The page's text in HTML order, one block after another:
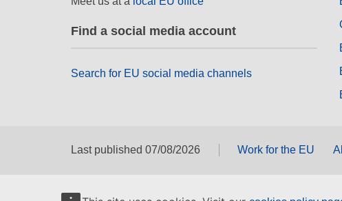
Find a social media account
Search for EU social media channels
Last published 07/08/2026 Work for the EU